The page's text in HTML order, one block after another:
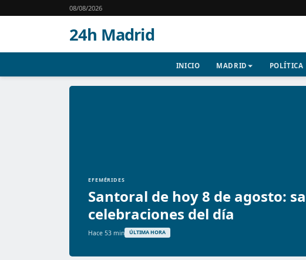
08/08/2026
24h Madrid
INICIO MADRID POLÍTICA
EFEMÉRIDES
Santoral de hoy 8 de agosto:
celebraciones del día
Hace 53 min ÚLTIMA HORA